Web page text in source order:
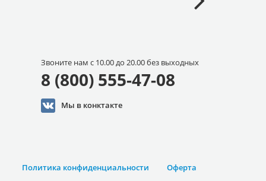
Звоните нам с 10.00 до 20.00 без выходных
8 (800) 555-47-08
Мы в конктакте
Оферта
Политика конфиденциальности